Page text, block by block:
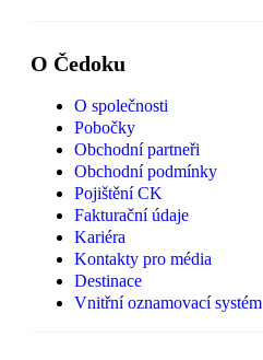
O Čedoku
O společnosti
Pobočky
Obchodní partneři
Obchodní podmínky
Pojištění CK
Fakturační údaje
Kariéra
Kontakty pro média
Destinace
Vnitřní oznamovací systém